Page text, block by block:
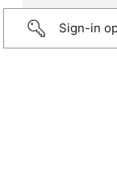
Sign-in